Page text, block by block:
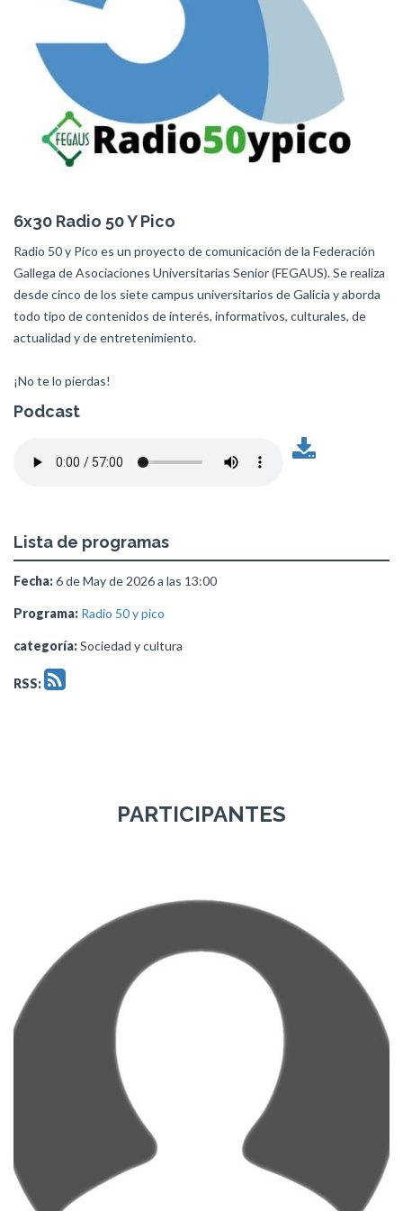
6x30 Radio 50 Y Pico
Radio 50 y Pico es un proyecto de comunicación de la Federación
Gallega de Asociaciones Universitarias Senior (FEGAUS). Se realiza
desde cinco de los siete campus universitarios de Galicia y aborda
todo tipo de contenidos de interés, informativos, culturales, de
actualidad y de entretenimiento.
¡No te lo pierdas!
Podcast
Lista de programas
Fecha:6 de May de 2026 a las 13:00
Programa: Radio 50 y pico
categoría:Sociedad y cultura
RSS:
PARTICIPANTES